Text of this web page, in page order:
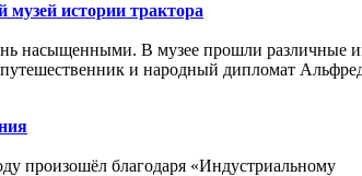
истории трактора
насыщенными. В музее прошли различные
и народный дипломат
произошёл благодаря «Индустриальному